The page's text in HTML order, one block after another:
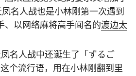
名人战也是小林刚第一次遇到
、以网络麻将高手闻名的渡边太
凤名人战中还诞生了「ずるご
个流行语，用在小林刚翻到里